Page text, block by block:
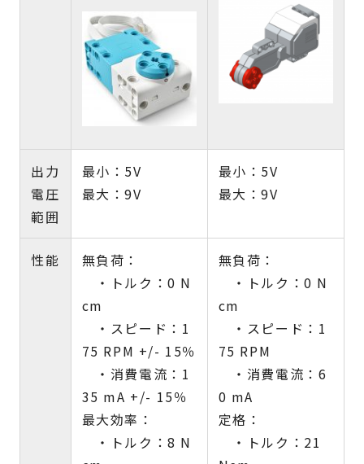
出力
電圧
範囲
最小：5V
最大：9V
最小：5V
最大：9V
性能
無負荷：
・トルク：0 N
cm
・スピード：1
75 RPM +/- 15％
・消費電流：1
35 mA +/- 15％
最大効率：
・トルク：8 N
無負荷：
・トルク：0 N
cm
・スピード：1
75 RPM
・消費電流：6
0 mA
定格：
・トルク：21